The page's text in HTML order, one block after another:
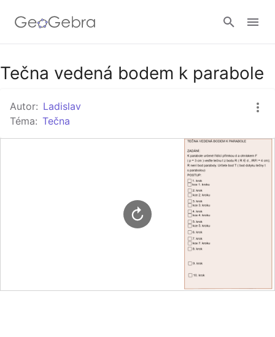
Google Classroom
GeoGebra Třída
Tečna vedená bodem k parabole
Autor: Ladislav
Téma: Tečna